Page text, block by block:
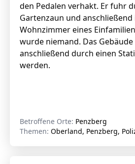
den Pedalen verhakt. Er fuhr
Gartenzaun und anschließend
Wohnzimmer eines
wurde niemand. Das
anschließend durch einen
werden.
Betroffene Orte: Penzberg
Themen: Oberland, Penzberg,